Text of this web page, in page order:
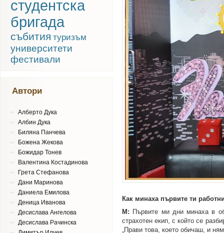
студентска
бригада
събития туризъм
университети
фестивали
Автори
Алберто Дука
Албин Дука
Биляна Панчева
Божена Жекова
Божидар Тонев
Валентина Костадинова
Грета Стефанова
Дани Маринова
Даниела Емилова
Деница Иванова
Десислава Ангелова
Десислава Рачинска
Как минаха първите ти
М: Първите ми дни минаха в
страхотен екип, с койтo се
„Прави това, което обичаш, и